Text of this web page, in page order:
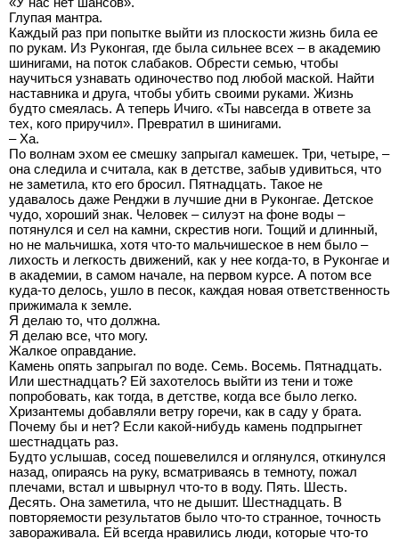
Глупая мантра.
Каждый раз при попытке выйти из плоскости жизнь била ее
по рукам. Из Руконгая, где была сильнее всех – в академию
шинигами, на поток слабаков. Обрести семью, чтобы
научиться узнавать одиночество под любой маской. Найти
наставника и друга, чтобы убить своими руками. Жизнь
будто смеялась. А теперь Ичиго. «Ты навсегда в ответе за
тех, кого приручил». Превратил в шинигами.
– Ха.
По волнам эхом ее смешку запрыгал камешек. Три, четыре, –
она следила и считала, как в детстве, забыв удивиться, что
не заметила, кто его бросил. Пятнадцать. Такое не
удавалось даже Ренджи в лучшие дни в Руконгае. Детское
чудо, хороший знак. Человек – силуэт на фоне воды –
потянулся и сел на камни, скрестив ноги. Тощий и длинный,
но не мальчишка, хотя что-то мальчишеское в нем было –
лихость и легкость движений, как у нее когда-то, в Руконгае и
в академии, в самом начале, на первом курсе. А потом все
куда-то делось, ушло в песок, каждая новая ответственность
прижимала к земле.
Я делаю то, что должна.
Я делаю все, что могу.
Жалкое оправдание.
Камень опять запрыгал по воде. Семь. Восемь. Пятнадцать.
Или шестнадцать? Ей захотелось выйти из тени и тоже
попробовать, как тогда, в детстве, когда все было легко.
Хризантемы добавляли ветру горечи, как в саду у брата.
Почему бы и нет? Если какой-нибудь камень подпрыгнет
шестнадцать раз.
Будто услышав, сосед пошевелился и оглянулся, откинулся
назад, опираясь на руку, всматриваясь в темноту, пожал
плечами, встал и швырнул что-то в воду. Пять. Шесть.
Десять. Она заметила, что не дышит. Шестнадцать. В
повторяемости результатов было что-то странное, точность
завораживала. Ей всегда нравились люди, которые что-то